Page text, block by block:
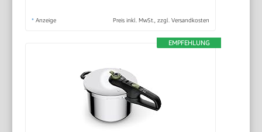
* Anzeige Preis inkl. MwSt., zzgl. Versandkosten
EMPFEHLUNG